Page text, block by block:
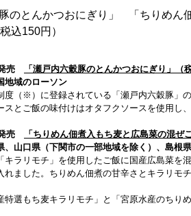
のとんかつおにぎり」
税込150円）
「ちりめん
売
「瀬戸内六穀豚のとんかつおにぎり」（
地域のローソン
度（※）に登録されている「瀬戸内六穀豚」
スとご飯の味付けはオタフクソースを使用し
売
「ちりめん佃煮入もち麦と広島菜の混ぜ
、山口県（下関市の一部地域を除く）、島根
キラリモチ」を使用したご飯に国産広島菜を
れました。ちりめん佃煮の甘辛さとキラリモ
特選もち麦キラリモチ」と「宮原水産のち